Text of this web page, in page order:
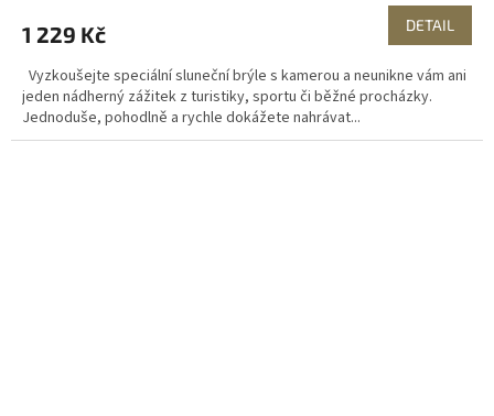
1 229 Kč DETAIL
Vyzkoušejte speciální sluneční brýle s kamerou a neunikne vám ani
jeden nádherný zážitek z turistiky, sportu či běžné procházky.
Jednoduše, pohodlně a rychle dokážete nahrávat...